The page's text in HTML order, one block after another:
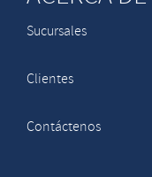
Sucursales
Clientes
Contáctenos